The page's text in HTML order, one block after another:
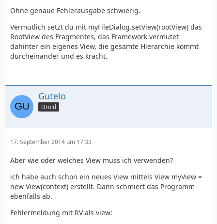
Ohne genaue Fehlerausgabe schwierig.
Vermutlich setzt du mit myFileDialog.setView(rootView) das
RootView des Fragmentes, das Framework vermutet
dahinter ein eigenes View, die gesamte Hierarchie kommt
durcheinander und es kracht.
Gutelo
Droid
17. September 2014 um 17:33
Aber wie oder welches View muss ich verwenden?
ich habe auch schon ein neues View mittels View myView =
new View(context) erstellt. Dann schmiert das Programm
ebenfalls ab.
Fehlermeldung mit RV als view: